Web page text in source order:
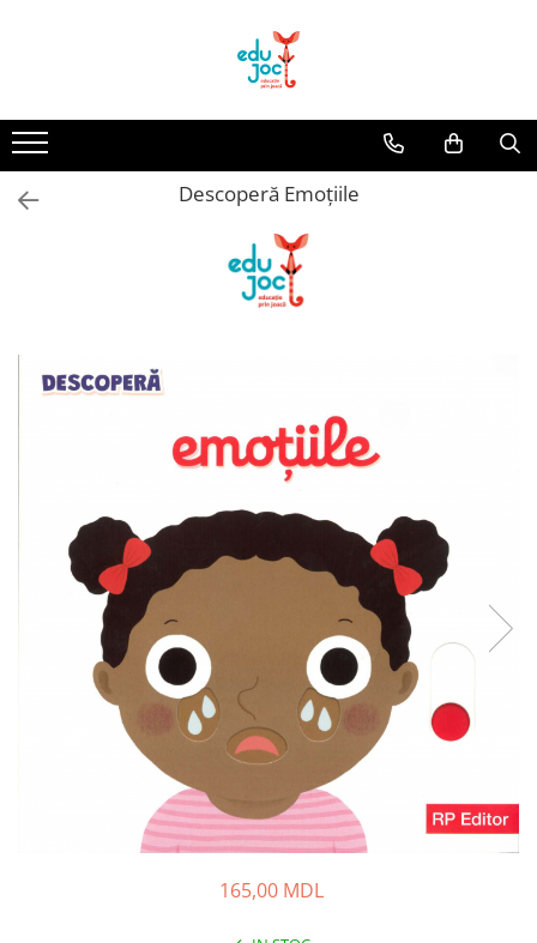
1-2 ani
3-4 ani
5-7 ani
Descoperă Emoțiile
165,00 MDL